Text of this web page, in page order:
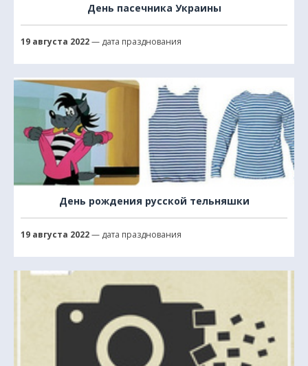
День пасечника Украины
19 августа 2022— дата празднования
День рождения русской тельняшки
19 августа 2022— дата празднования